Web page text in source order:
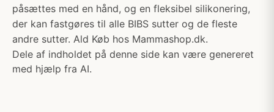
påsættes med en hånd, og en fleksibel silikonering,
der kan fastgøres til alle BIBS sutter og de fleste
andre sutter. Ald Køb hos Mammashop.dk.
Dele af indholdet på denne side kan være genereret
med hjælp fra AI.